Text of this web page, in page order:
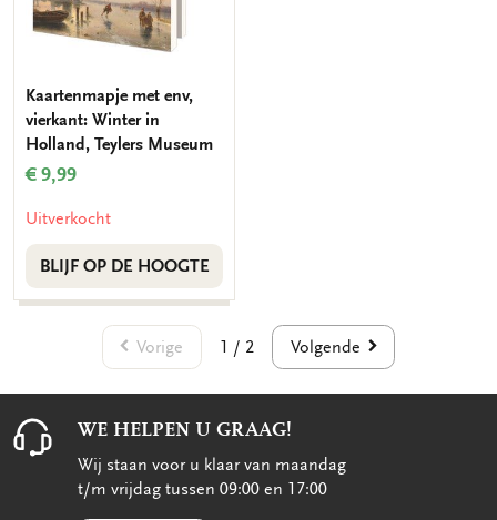
Kaartenmapje met env,
vierkant: Winter in
Holland, Teylers Museum
€ 9,99
Uitverkocht
BLIJF OP DE HOOGTE
Vorige 1 / 2 Volgende
WE HELPEN U GRAAG!
Wij staan voor u klaar van maandag
t/m vrijdag tussen 09:00 en 17:00